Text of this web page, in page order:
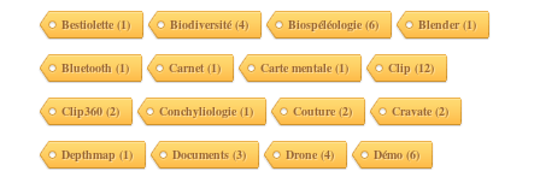
Bestiolette(1) Biodiversité(4) Biospéléologie(6) Blender(1)
Bluetooth (1) Carnet(1) Carte mentale(1) Clip (12)
Clip360(2) Conchyliologie(1) Couture(2) Cravate(2)
Depthmap (1) Documents(3) Drone(4) Démo(6)